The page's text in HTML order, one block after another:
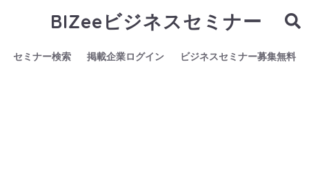
BIZeeビジネスセミナー
セミナー検索 掲載企業ログイン ビジネスセミナー募集無料